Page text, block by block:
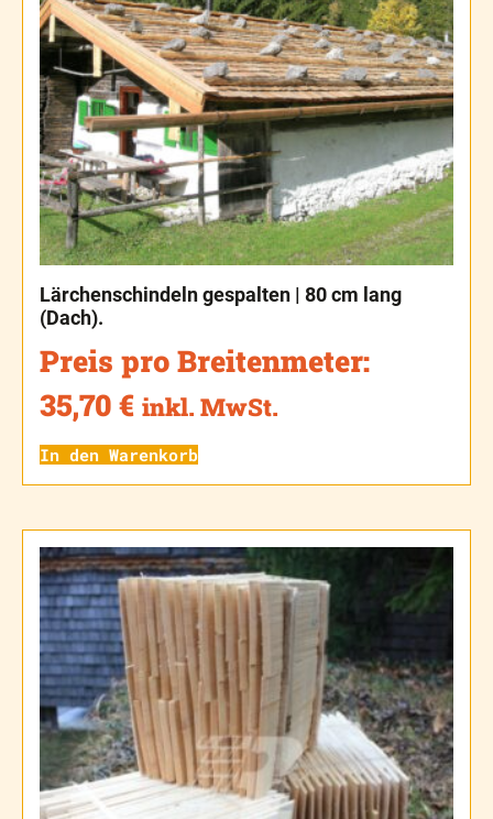
Lärchenschindeln gespalten | 80 cm lang
(Dach).
Preis pro Breitenmeter:
35,70 € inkl. MwSt.
In den Warenkorb